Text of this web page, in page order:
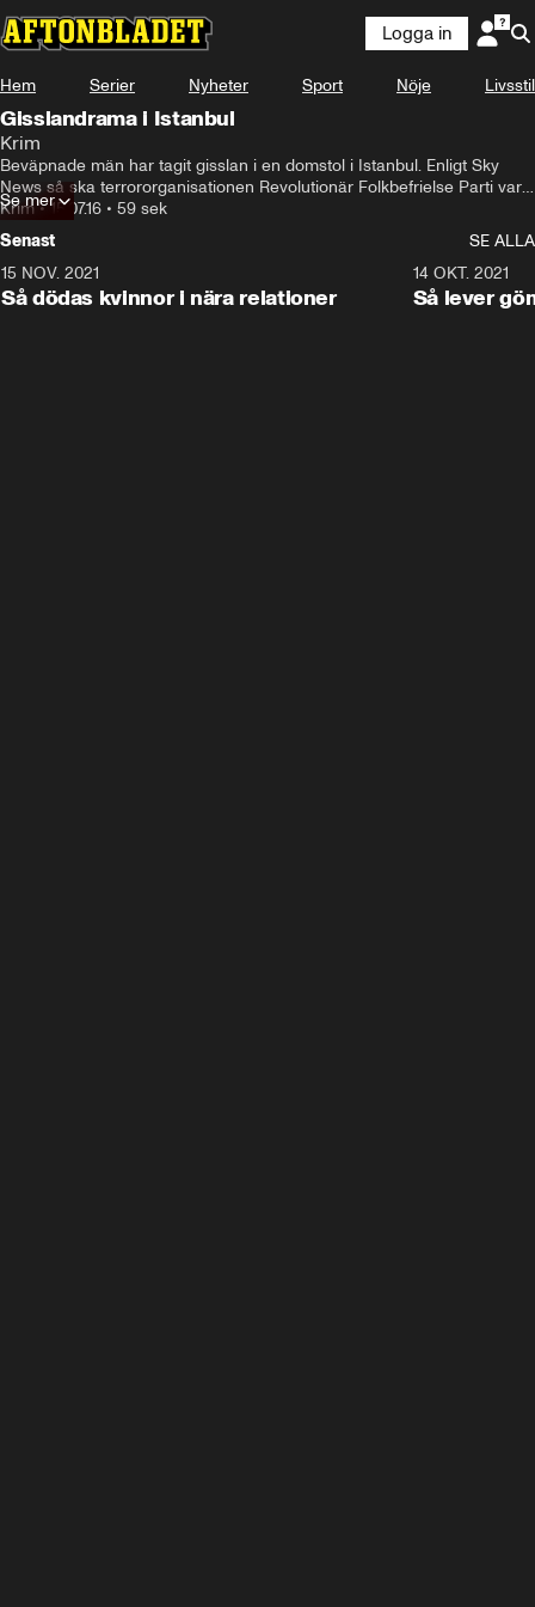
Logga in
Hem Serier Nyheter Sport Nöje Livsstil
Gisslandrama i Istanbul
Krim
Beväpnade män har tagit gisslan i en domstol i Istanbul. Enligt Sky
News så ska terrororganisationen Revolutionär Folkbefrielse Parti vara
ansvarig för attacken.
Krim•15.07.16 • 59 sek
Se mer
Senast
SE ALLA
15 NOV. 2021
Så dödas kvinnor i nära relationer
14 OKT. 2021
Så lever